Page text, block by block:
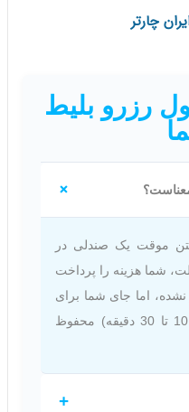
چارتر
رزرو بلیط
موقت یک صندلی در
شما هزینه را پرداخت
نشده، اما جای شما برای
مدت زمان مشخصی (معمولاً 10 تا 30 دقیقه) محفوظ